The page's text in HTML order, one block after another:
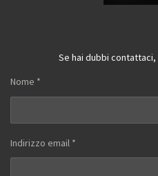
Se hai dubbi
Nome *
Indirizzo email *